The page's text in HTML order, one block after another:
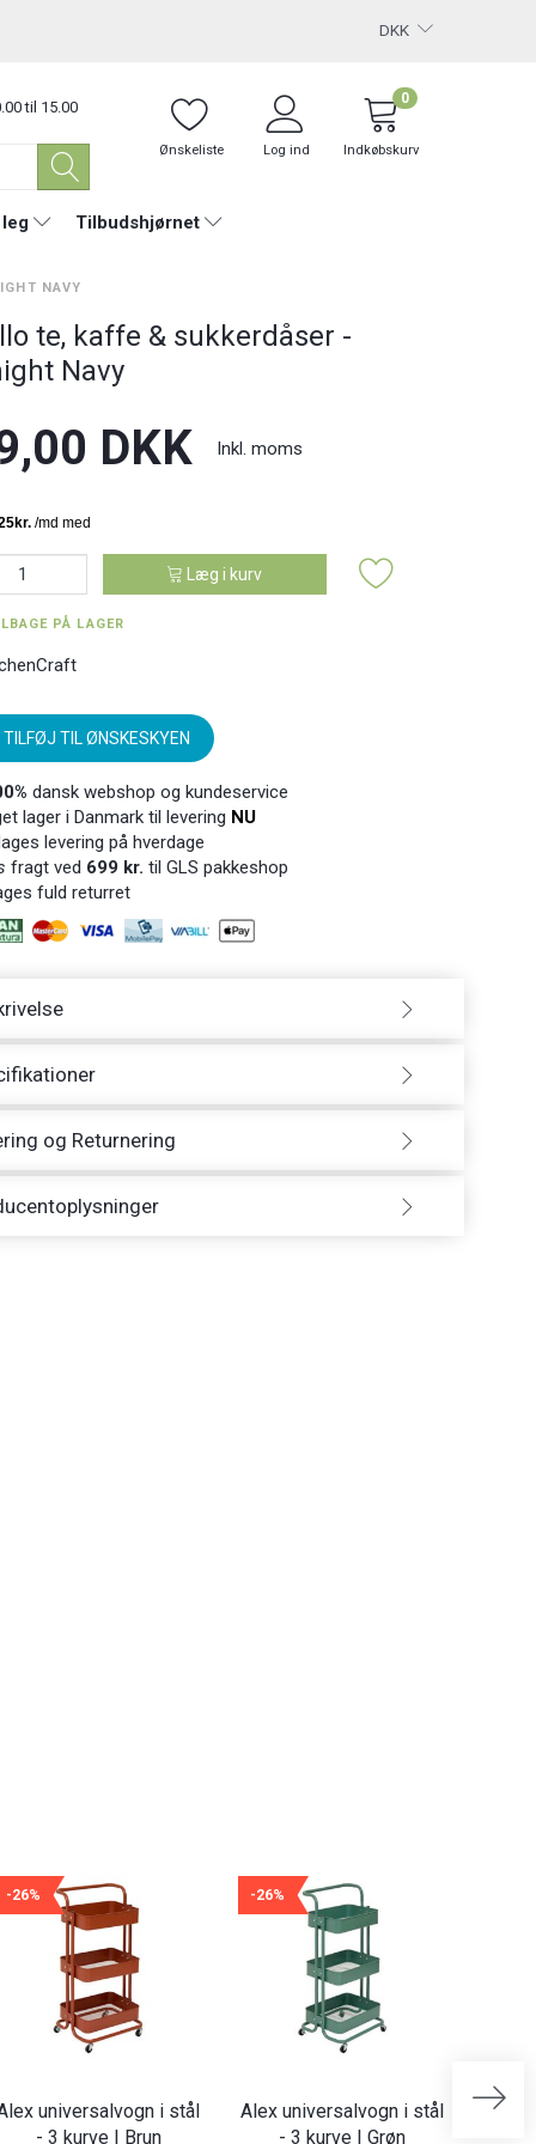
DKK
til 15.00
Ønskeliste Log ind Indkøbskurv
0
Tilbudshjørnet
NAVY
te, kaffe & sukkerdåser -
Navy
DKK Inkl. moms
Læg i kurv
PÅ LAGER
TILFØJ TIL ØNSKESKYEN
dansk webshop og kundeservice
lager i Danmark til levering NU
levering på hverdage
fragt ved 699 kr. til GLS pakkeshop
fuld returret
og Returnering
-26%
universalvogn i stål
- 3 kurve | Brun
-26%
Alex universalvogn i stål
- 3 kurve | Grøn
Alex